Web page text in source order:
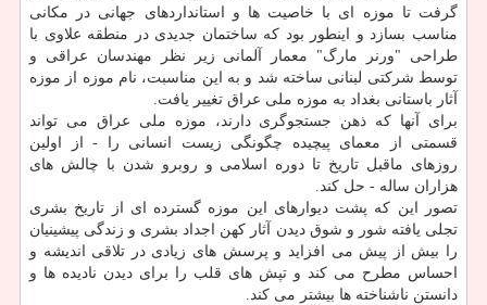
گرفت تا موزه ای با خاصیت ها و استانداردهای جهانی در مکانی
مناسب بسازد و اینطور بود که ساختمان جدیدی در منطقه علاوی با
طراحی "ورنر مارگ" معمار آلمانی زیر نظر مهندسان عراقی و
توسط شرکتی لبنانی ساخته شد و به این مناسبت، نام موزه از موزه
آثار باستانی بغداد به موزه ملی عراق تغییر یافت.
برای آنها که ذهن جستجوگری دارند، موزه ملی عراق می تواند
قسمتی از معمای پیچیده چگونگی زیست انسانی را - از اولین
روزهای ماقبل تاریخ تا دوره اسلامی و روبرو شدن با چالش های
هزاران ساله - حل کند.
تصور این که پشت دیوارهای این موزه گسترده ای از تاریخ بشری
تجلی یافته شور و شوق دیدن آثار کهن اجداد بشری و زندگی پیشینیان
را بیش از پیش می افزاید و پرسش های زیادی در تلاقی اندیشه و
احساس مطرح می کند و تپش های قلب را برای دیدن نادیده ها و
دانستن ناشناخته ها بیشتر می کند.